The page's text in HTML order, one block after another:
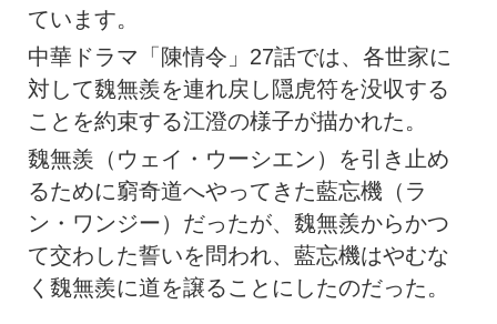
ています。
中華ドラマ「陳情令」27話では、各世家に
対して魏無羨を連れ戻し隠虎符を没収する
ことを約束する江澄の様子が描かれた。
魏無羨（ウェイ・ウーシエン）を引き止め
るために窮奇道へやってきた藍忘機（ラ
ン・ワンジー）だったが、魏無羨からかつ
て交わした誓いを問われ、藍忘機はやむな
く魏無羨に道を譲ることにしたのだった。